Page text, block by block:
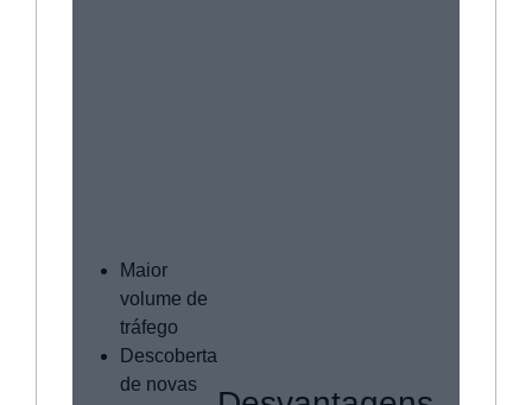
Maior
volume de
tráfego
Descoberta
de novas